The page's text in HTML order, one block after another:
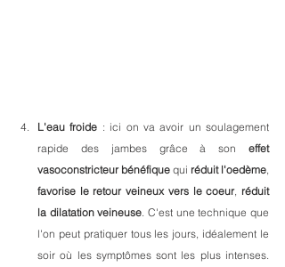
L'eau froide : ici on va avoir un soulagement
rapide des jambes grâce à son effet
vasoconstricteur bénéfique qui réduit l'oedème
favorise le retour veineux vers le coeur, réduit
la dilatation veineuse. C'est une technique que
l'on peut pratiquer tous les jours, idéalement le
soir où les symptômes sont les plus intenses.